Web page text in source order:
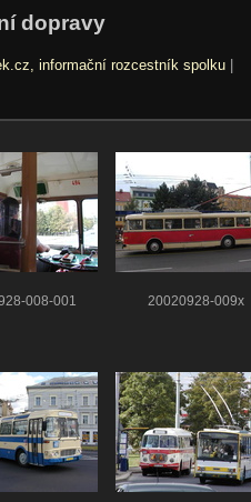
dopravy
informační rozcestník spolku|
008-001 20020928-009x